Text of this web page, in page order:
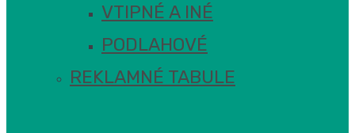
VTIPNÉ A INÉ
PODLAHOVÉ
REKLAMNÉ TABULE